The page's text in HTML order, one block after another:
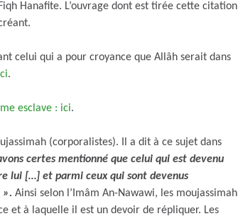
celui qui a pour croyance que Allâh serait dans
.
esclave : ici.
(corporalistes). Il a dit à ce sujet dans
certes mentionné que celui qui est devenu
lui […] et parmi ceux qui sont devenus
». Ainsi selon l’Imâm An-Nawawi, les moujassimah
et à laquelle il est un devoir de répliquer. Les